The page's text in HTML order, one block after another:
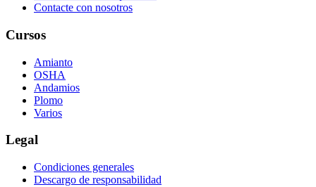
Contacte con nosotros
Cursos
Amianto
OSHA
Andamios
Plomo
Varios
Legal
Condiciones generales
Descargo de responsabilidad